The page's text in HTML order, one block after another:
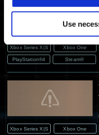
Use
Xbox Series X|S Xbox One
PlayStation®4 Steam®
Xbox Series X|S Xbox One